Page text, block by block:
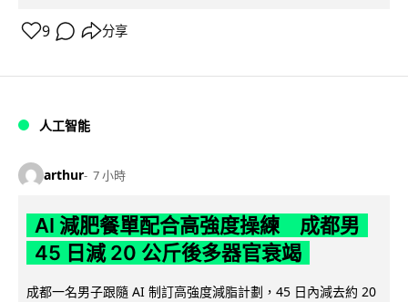
9 分享
人工智能
arthur 7 小時
AI 減肥餐單配合高強度操練 成都男
45 日減 20 公斤後多器官衰竭
成都一名男子跟隨 AI 制訂高強度減脂計劃，45 日內減去約 20